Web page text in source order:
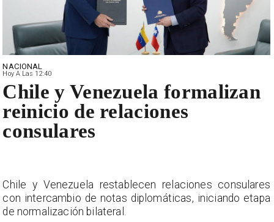
NACIONAL
Hoy A Las 12:40
Chile y Venezuela formalizan
reinicio de relaciones
consulares
Chile y Venezuela restablecen relaciones consulares
con intercambio de notas diplomáticas, iniciando etapa
de normalización bilateral.